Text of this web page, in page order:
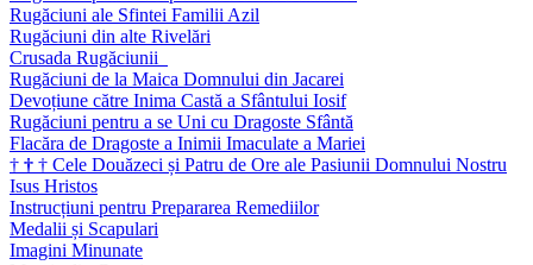
Rugăciuni ale Sfintei Familii Azil
Rugăciuni din alte Rivelări
Crusada Rugăciunii
Rugăciuni de la Maica Domnului din Jacarei
Devoțiune către Inima Castă a Sfântului Iosif
Rugăciuni pentru a se Uni cu Dragoste Sfântă
Flacăra de Dragoste a Inimii Imaculate a Mariei
† † † Cele Douăzeci și Patru de Ore ale Pasiunii Domnului Nostru
Isus Hristos
Instrucțiuni pentru Prepararea Remediilor
Medalii și Scapulari
Imagini Minunate